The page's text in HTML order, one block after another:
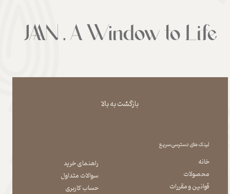
بازگشت به بالا
لینک های دسترسی سریع
خانه
محصولات
قوانین و مقررات
راهنمای خرید
سوالات متداول
حساب کاربری